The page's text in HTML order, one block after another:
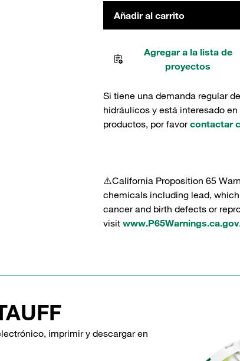
Añadir al carrito
Agregar a la lista de
proyectos
Si tiene una demanda regular
hidráulicos y está interesado
productos, por favorcontactar
⚠️California Proposition 65
chemicals including lead,
cancer and birth defects or
visit www.P65Warnings.ca.gov
imprimir y descargar en